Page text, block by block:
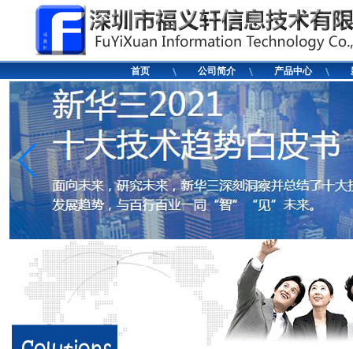
首页 公司简介 产品中心